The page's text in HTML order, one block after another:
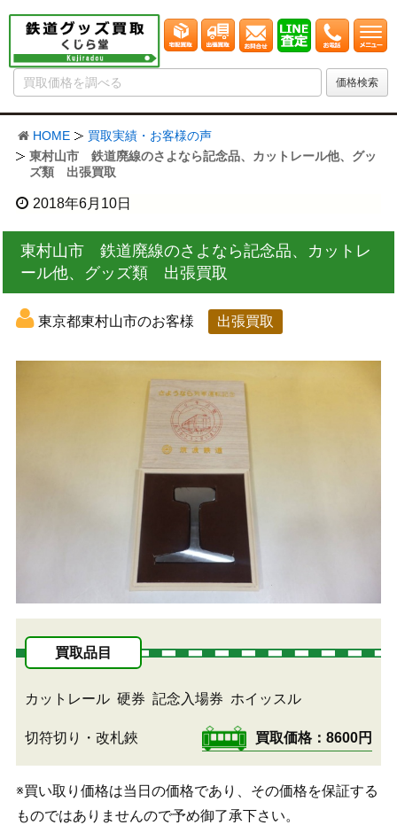
HOME
買取実績・お客様の声
東村山市 鉄道廃線のさよなら記念品、カットレール他、グッ
ズ類 出張買取
2018年6月10日
東村山市 鉄道廃線のさよなら記念品、カットレ
ール他、グッズ類 出張買取
東京都東村山市のお客様 出張買取
買取品目
カットレール 硬券 記念入場券 ホイッスル
切符切り・改札鋏 買取価格 8600円
※買い取り価格は当日の価格であり、その価格を保証する
ものではありませんので予め御了承下さい。